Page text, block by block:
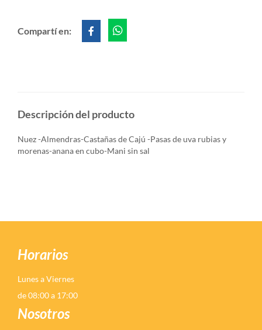
Compartí en:
Descripción del producto
Nuez -Almendras-Castañas de Cajú -Pasas de uva rubias y
morenas-anana en cubo-Mani sin sal
Horarios
Lunes a Viernes
de 08:00 a 17:00
Nosotros